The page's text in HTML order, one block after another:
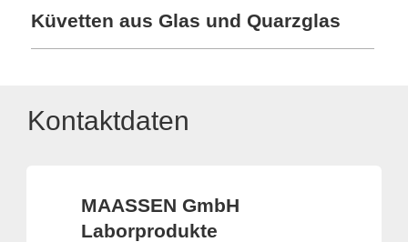
Küvetten aus Glas und Quarzglas
Kontaktdaten
MAASSEN GmbH
Laborprodukte